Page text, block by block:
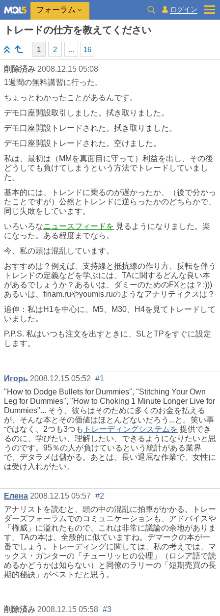
フォーラム ログイン
トレードの仕方を教えてください
1 2 ... 16
削除済み 2008.12.15 05:08
1週間の無料講習に行った。
ちょっとわかったことがあるんです。
デモ口座開設取引しました。拭き取りました。
デモ口座開設トレードされた。拭き取りました。
デモ口座開設トレードされた。空けました。
私は、最初は（MMを真面目に守って）利益を出し、その後
どうしても負けてしまうという方法でトレードしていまし
た。
基本的には、トレンドに乗るのが遅かったか、（後で分かっ
たことですが）公然とトレンドに逆らったかのどちらかで、
同じ失敗をしています。
いろいろなニュースフィードを 見るようになりました。楽
になった。ある程度までなら。
今、私の頭は混乱しています。
おすすめは？例えば、支持線と抵抗線の作り方、反転を伴う
トレンドの定義などを学ぶには、TAに関するどんな良い本
があるでしょうか？あるいは、ダミーのためのFXとは？:)))
あるいは、finam.ruやyoumis.ruのようなアナリティクスは？
追伸：私はH1を中心に、M5、M30、H4を見てトレードして
いました。
P.P.S. 私はいつも注文を出すときに、SLとTPをすぐに設定
します。
Игорь 2008.12.15 05:52 #1
"How to Dodge Bullets for Dummies", "Stitching Your Own
Leg for Dummies", "How to Choking 1 Minute Longer Live for
Dummies"... そう、彼らはそのために多くのお金を払える
が、そんな本とその価値はほとんどないだろう...と。笑い事
ではなく、2つも3つも トレーディングシステムを 提供でき
るのに、学びたい、理解したい、できるようになりたいと思
うのです。95％の人が負けているという統計がある業界
で、デタラメは儲かる。あとは、長い退屈な作業で、女性に
は受け入れがたい。
Елена 2008.12.15 05:57 #2
アナリストを読むと、頭の中の混乱に拍車がかかる。トレー
ダーズフォーラムでのコミュニケーションも、アドバイスや
「権威」に溢れたもので、これは非常に議論の余地がありま
す。TAの本は、全般的に似ていますね。デマークの本が一
番でしょう。トレーディングに関しては、私の考えでは、マ
ックス・ガンターの「チューリッヒの公理」（ロシア語で読
めるかどうかは知らない）と同僚のラリーの「短期売買の長
期的秘訣」がベストだと思う。
削除済み 2008.12.15 05:58 #3